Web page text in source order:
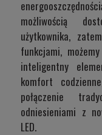
możliwością
użytkownika,
funkcjami,
inteligentny
komfort
połączenie
odniesieniami z
LED.